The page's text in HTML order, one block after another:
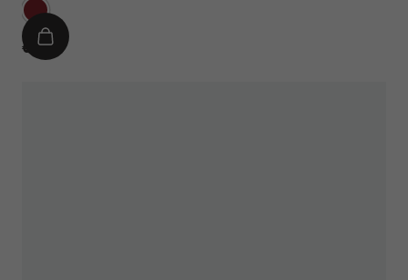
Rood
€
€ 19,95
IN